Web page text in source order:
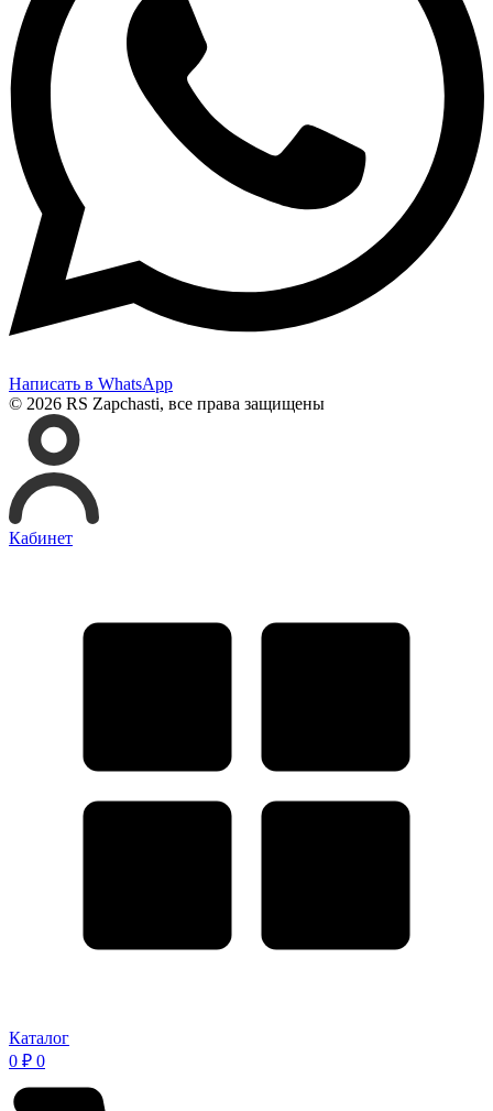
Написать в WhatsApp
© 2026 RS Zapchasti, все права защищены
Кабинет
Каталог
0 ₽ 0